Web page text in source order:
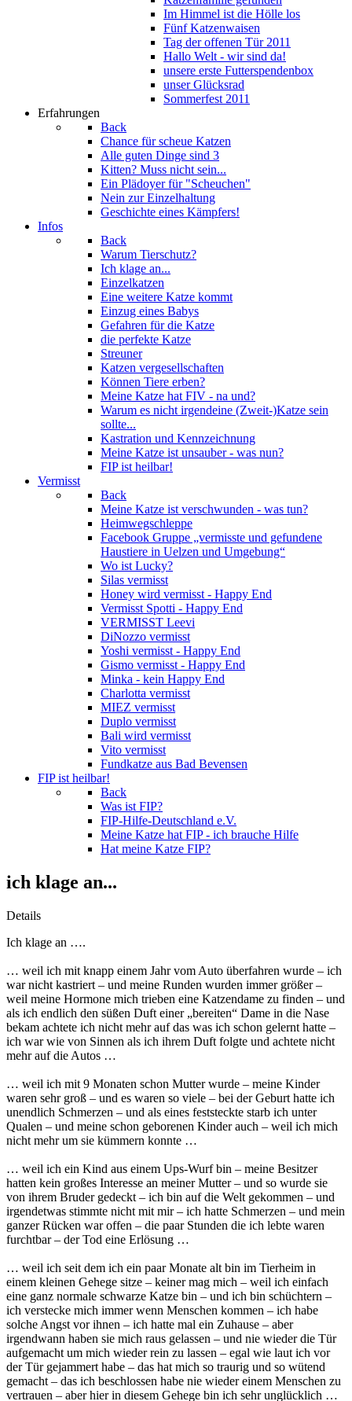
Im Himmel ist die Hölle los
Fünf Katzenwaisen
Tag der offenen Tür 2011
Hallo Welt - wir sind da!
unsere erste Futterspendenbox
unser Glücksrad
Sommerfest 2011
Erfahrungen
Back
Chance für scheue Katzen
Alle guten Dinge sind 3
Kitten? Muss nicht sein...
Ein Plädoyer für "Scheuchen"
Nein zur Einzelhaltung
Geschichte eines Kämpfers!
Infos
Back
Warum Tierschutz?
Ich klage an...
Einzelkatzen
Eine weitere Katze kommt
Einzug eines Babys
Gefahren für die Katze
die perfekte Katze
Streuner
Katzen vergesellschaften
Können Tiere erben?
Meine Katze hat FIV - na und?
Warum es nicht irgendeine (Zweit-)Katze sein
sollte...
Kastration und Kennzeichnung
Meine Katze ist unsauber - was nun?
FIP ist heilbar!
Vermisst
Back
Meine Katze ist verschwunden - was tun?
Heimwegschleppe
Facebook Gruppe „vermisste und gefundene
Haustiere in Uelzen und Umgebung“
Wo ist Lucky?
Silas vermisst
Honey wird vermisst - Happy End
Vermisst Spotti - Happy End
VERMISST Leevi
DiNozzo vermisst
Yoshi vermisst - Happy End
Gismo vermisst - Happy End
Minka - kein Happy End
Charlotta vermisst
MIEZ vermisst
Duplo vermisst
Bali wird vermisst
Vito vermisst
Fundkatze aus Bad Bevensen
FIP ist heilbar!
Back
Was ist FIP?
FIP-Hilfe-Deutschland e.V.
Meine Katze hat FIP - ich brauche Hilfe
Hat meine Katze FIP?
ich klage an...
Details
Ich klage an ….
… weil ich mit knapp einem Jahr vom Auto überfahren wurde – ich
war nicht kastriert – und meine Runden wurden immer größer –
weil meine Hormone mich trieben eine Katzendame zu finden – und
als ich endlich den süßen Duft einer „bereiten“ Dame in die Nase
bekam achtete ich nicht mehr auf das was ich schon gelernt hatte –
ich war wie von Sinnen als ich ihrem Duft folgte und achtete nicht
mehr auf die Autos …
… weil ich mit 9 Monaten schon Mutter wurde – meine Kinder
waren sehr groß – und es waren so viele – bei der Geburt hatte ich
unendlich Schmerzen – und als eines feststeckte starb ich unter
Qualen – und meine schon geborenen Kinder auch – weil ich mich
nicht mehr um sie kümmern konnte …
… weil ich ein Kind aus einem Ups-Wurf bin – meine Besitzer
hatten kein großes Interesse an meiner Mutter – und so wurde sie
von ihrem Bruder gedeckt – ich bin auf die Welt gekommen – und
irgendetwas stimmte nicht mit mir – ich hatte Schmerzen – und mein
ganzer Rücken war offen – die paar Stunden die ich lebte waren
furchtbar – der Tod eine Erlösung …
… weil ich seit dem ich ein paar Monate alt bin im Tierheim in
einem kleinen Gehege sitze – keiner mag mich – weil ich einfach
eine ganz normale schwarze Katze bin – und ich bin schüchtern –
ich verstecke mich immer wenn Menschen kommen – ich habe
solche Angst vor ihnen – ich hatte mal ein Zuhause – aber
irgendwann haben sie mich raus gelassen – und nie wieder die Tür
aufgemacht um mich wieder rein zu lassen – egal wie laut ich vor
der Tür gejammert habe – das hat mich so traurig und so wütend
gemacht – das ich beschlossen habe nie wieder einem Menschen zu
vertrauen – aber hier in diesem Gehege bin ich sehr unglücklich …